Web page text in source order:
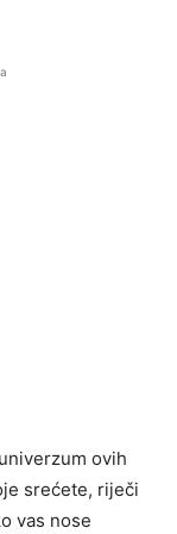
ovih
srećete, riječi
vas nose